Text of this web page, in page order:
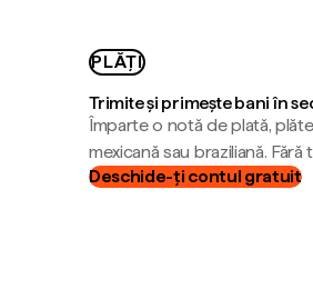
PLĂȚI
Trimite și primește bani în
Împarte o notă de plată,
mexicană sau braziliană.
Deschide-ți contul gratuit